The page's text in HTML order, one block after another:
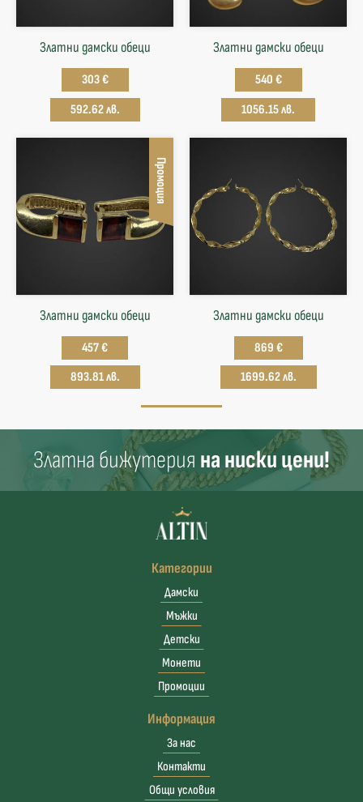
Златни дамски обеци
303 €
592.62 лв.
Златни дамски обеци
540 €
1056.15 лв.
Промоция
Златни дамски обеци
457 €
893.81 лв.
Златни дамски обеци
869 €
1699.62 лв.
Златна бижутерия на ниски цени!
Категории
Дамски
Мъжки
Детски
Монети
Промоции
Информация
За нас
Контакти
Общи условия